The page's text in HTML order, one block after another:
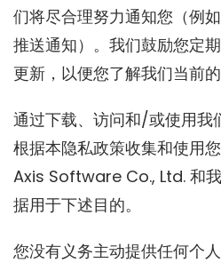
们将尽合理努力通知您（例
推送通知）。我们鼓励您定
更新，以便您了解我们当前的
通过下载、访问和/或使用我
根据本隐私政策收集和使用
Axis Software Co., Ltd. 和
据用于下述目的。
您没有义务主动提供任何个